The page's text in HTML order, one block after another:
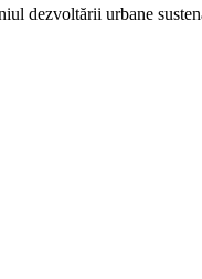
dezvoltării urbane